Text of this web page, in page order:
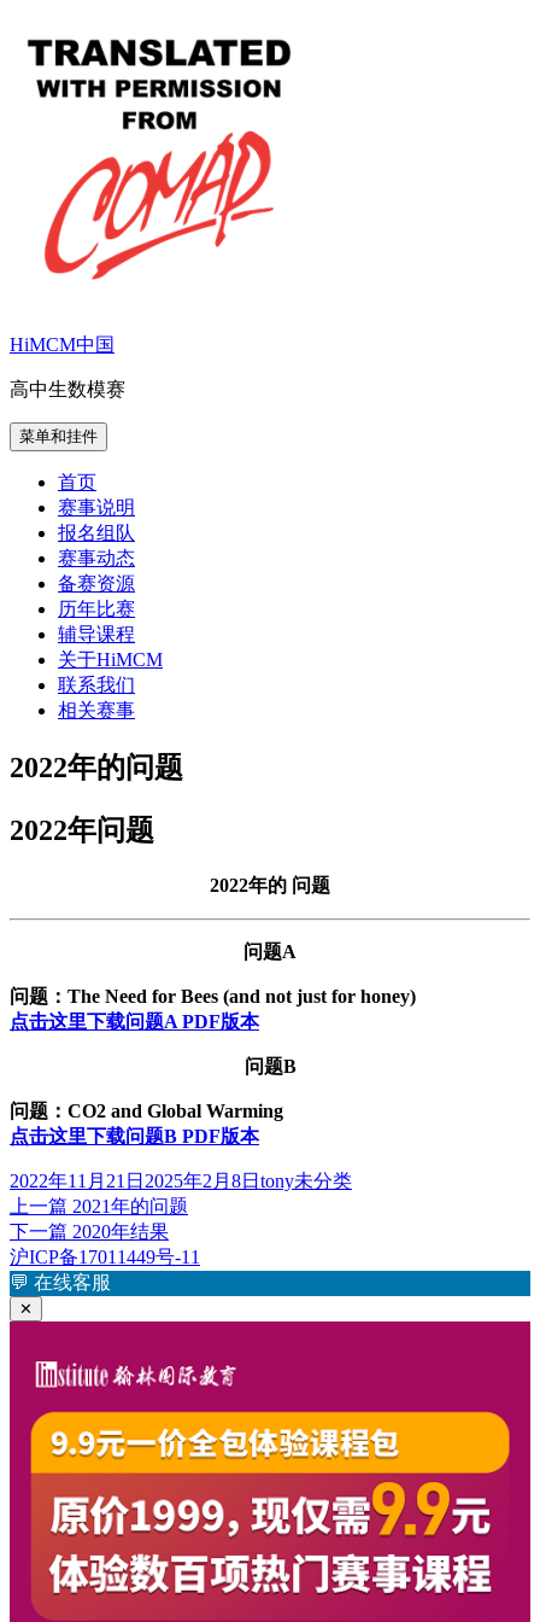
HiMCM中国
高中生数模赛
菜单和挂件
首页
赛事说明
报名组队
赛事动态
备赛资源
历年比赛
辅导课程
关于HiMCM
联系我们
相关赛事
2022年的问题
2022年问题
2022年的 问题
问题A
问题：The Need for Bees (and not just for honey)
点击这里下载问题A PDF版本
问题B
问题：CO2 and Global Warming
点击这里下载问题B PDF版本
发
布
于
2022年11月21日 2025年2月8日 作
tony分
未分类
文
章
导
航
上一篇 上
篇
文
章：
2021年的问题
下一篇 下
篇
文
2020年结果
沪ICP备17011449号-11
💬 在线客服
✕